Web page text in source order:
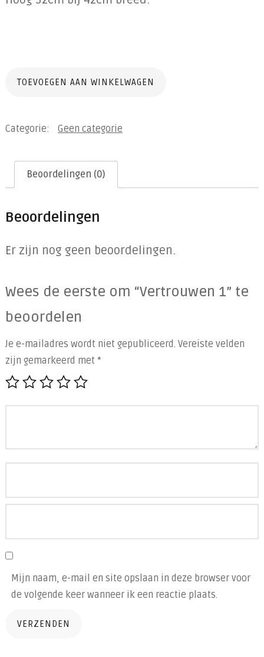
Vertrouwen
TOEVOEGEN AAN WINKELWAGEN
Categorie: Geen categorie
Beoordelingen (0)
Beoordelingen
Er zijn nog geen beoordelingen.
Wees de eerste om “Vertrouwen 1” te
beoordelen
Je e-mailadres wordt niet gepubliceerd. Vereiste velden
zijn gemarkeerd met *
Mijn naam, e-mail en site opslaan in deze browser voor
de volgende keer wanneer ik een reactie plaats.